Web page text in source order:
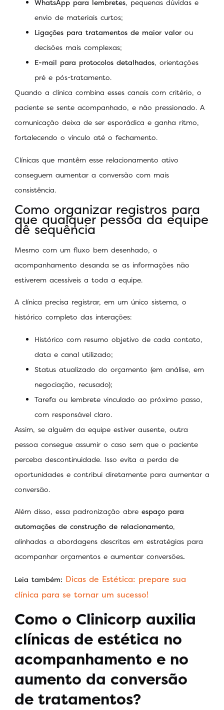
WhatsApp para lembretes, pequenas dúvidas e
envio de materiais curtos;
Ligações para tratamentos de maior valor ou
decisões mais complexas;
E-mail para protocolos detalhados, orientações
pré e pós-tratamento.
Quando a clínica combina esses canais com critério, o
paciente se sente acompanhado, e não pressionado. A
comunicação deixa de ser esporádica e ganha ritmo,
fortalecendo o vínculo até o fechamento.
Clínicas que mantêm esse relacionamento ativo
conseguem aumentar a conversão com mais
consistência.
Como organizar registros para
que qualquer pessoa da equipe
dê sequência
Mesmo com um fluxo bem desenhado, o
acompanhamento desanda se as informações não
estiverem acessíveis a toda a equipe.
A clínica precisa registrar, em um único sistema, o
histórico completo das interações:
Histórico com resumo objetivo de cada contato,
data e canal utilizado;
Status atualizado do orçamento (em análise, em
negociação, recusado);
Tarefa ou lembrete vinculado ao próximo passo,
com responsável claro.
Assim, se alguém da equipe estiver ausente, outra
pessoa consegue assumir o caso sem que o paciente
perceba descontinuidade. Isso evita a perda de
oportunidades e contribui diretamente para aumentar a
conversão.
Além disso, essa padronização abre espaço para
automações de construção de relacionamento,
alinhadas a abordagens descritas em estratégias para
acompanhar orçamentos e aumentar conversões.
Leia também: Dicas de Estética: prepare sua
clínica para se tornar um sucesso!
Como o Clinicorp auxilia
clínicas de estética no
acompanhamento e no
aumento da conversão
de tratamentos?